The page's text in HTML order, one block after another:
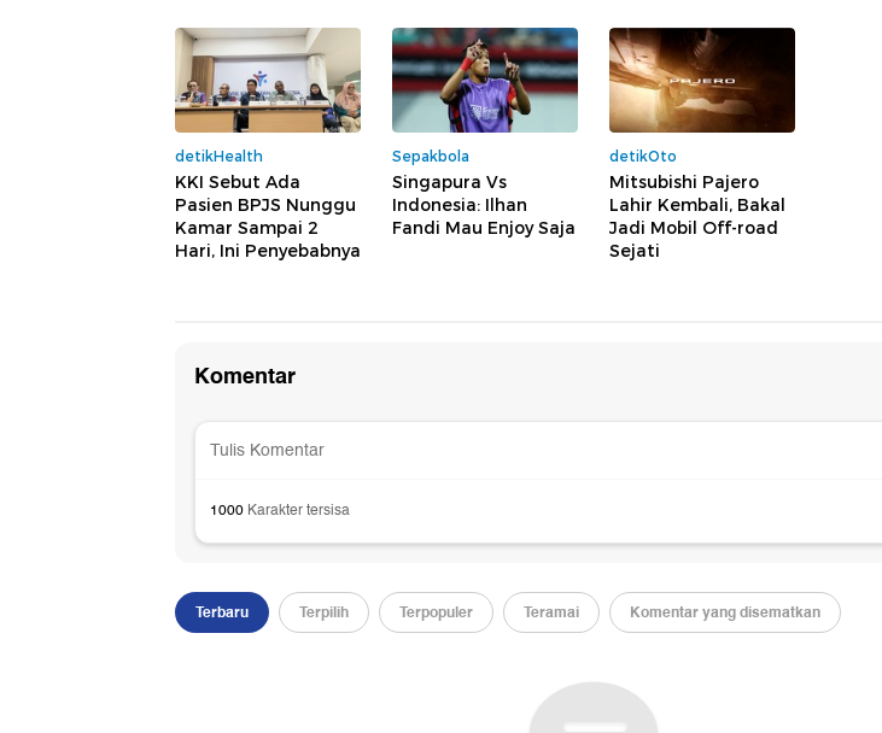
detikHealth
KKI Sebut Ada
Pasien BPJS Nunggu
Kamar Sampai 2
Hari, Ini Penyebabnya
Sepakbola
Singapura Vs
Indonesia: Ilhan
Fandi Mau Enjoy Saja
detikOto
Mitsubishi Pajero
Lahir Kembali, Bakal
Jadi Mobil Off-road
Sejati